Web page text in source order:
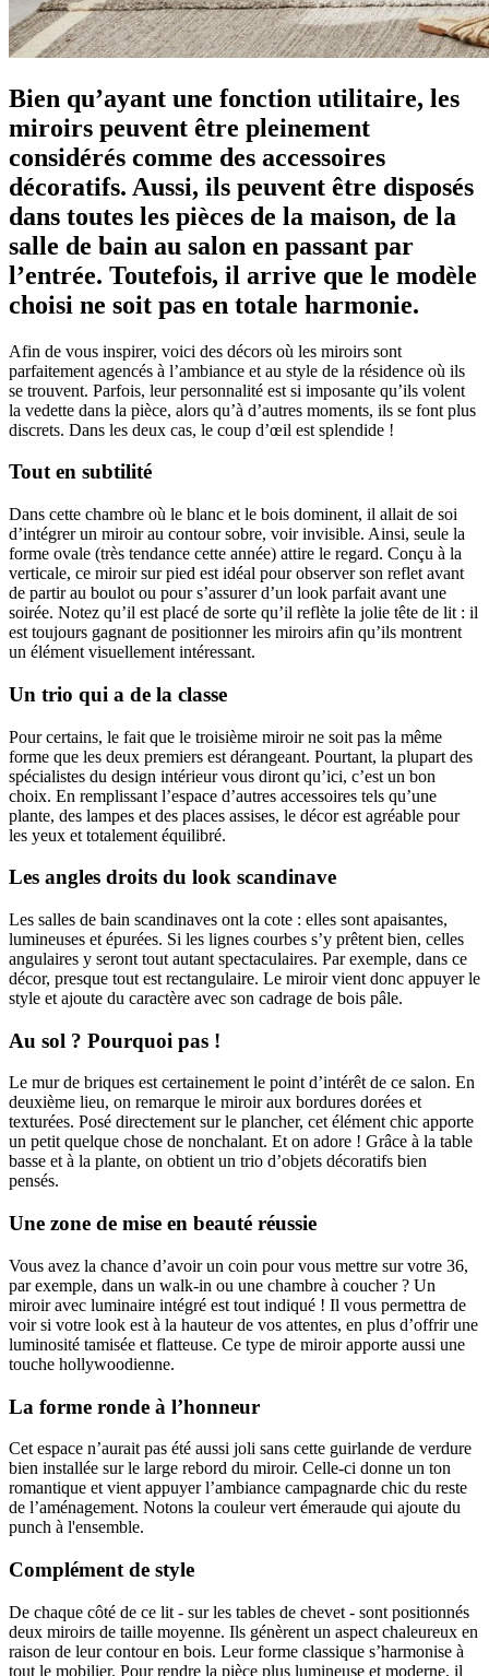
Bien qu’ayant une fonction utilitaire, les
miroirs peuvent être pleinement
considérés comme des accessoires
décoratifs. Aussi, ils peuvent être disposés
dans toutes les pièces de la maison, de la
salle de bain au salon en passant par
l’entrée. Toutefois, il arrive que le modèle
choisi ne soit pas en totale harmonie.
Afin de vous inspirer, voici des décors où les miroirs sont
parfaitement agencés à l’ambiance et au style de la résidence où ils
se trouvent. Parfois, leur personnalité est si imposante qu’ils volent
la vedette dans la pièce, alors qu’à d’autres moments, ils se font plus
discrets. Dans les deux cas, le coup d’œil est splendide !
Tout en subtilité
Dans cette chambre où le blanc et le bois dominent, il allait de soi
d’intégrer un miroir au contour sobre, voir invisible. Ainsi, seule la
forme ovale (très tendance cette année) attire le regard. Conçu à la
verticale, ce miroir sur pied est idéal pour observer son reflet avant
de partir au boulot ou pour s’assurer d’un look parfait avant une
soirée. Notez qu’il est placé de sorte qu’il reflète la jolie tête de lit : il
est toujours gagnant de positionner les miroirs afin qu’ils montrent
un élément visuellement intéressant.
Un trio qui a de la classe
Pour certains, le fait que le troisième miroir ne soit pas la même
forme que les deux premiers est dérangeant. Pourtant, la plupart des
spécialistes du design intérieur vous diront qu’ici, c’est un bon
choix. En remplissant l’espace d’autres accessoires tels qu’une
plante, des lampes et des places assises, le décor est agréable pour
les yeux et totalement équilibré.
Les angles droits du look scandinave
Les salles de bain scandinaves ont la cote : elles sont apaisantes,
lumineuses et épurées. Si les lignes courbes s’y prêtent bien, celles
angulaires y seront tout autant spectaculaires. Par exemple, dans ce
décor, presque tout est rectangulaire. Le miroir vient donc appuyer le
style et ajoute du caractère avec son cadrage de bois pâle.
Au sol ? Pourquoi pas !
Le mur de briques est certainement le point d’intérêt de ce salon. En
deuxième lieu, on remarque le miroir aux bordures dorées et
texturées. Posé directement sur le plancher, cet élément chic apporte
un petit quelque chose de nonchalant. Et on adore ! Grâce à la table
basse et à la plante, on obtient un trio d’objets décoratifs bien
pensés.
Une zone de mise en beauté réussie
Vous avez la chance d’avoir un coin pour vous mettre sur votre 36,
par exemple, dans un walk-in ou une chambre à coucher ? Un
miroir avec luminaire intégré est tout indiqué ! Il vous permettra de
voir si votre look est à la hauteur de vos attentes, en plus d’offrir une
luminosité tamisée et flatteuse. Ce type de miroir apporte aussi une
touche hollywoodienne.
La forme ronde à l’honneur
Cet espace n’aurait pas été aussi joli sans cette guirlande de verdure
bien installée sur le large rebord du miroir. Celle-ci donne un ton
romantique et vient appuyer l’ambiance campagnarde chic du reste
de l’aménagement. Notons la couleur vert émeraude qui ajoute du
punch à l'ensemble.
Complément de style
De chaque côté de ce lit - sur les tables de chevet - sont positionnés
deux miroirs de taille moyenne. Ils génèrent un aspect chaleureux en
raison de leur contour en bois. Leur forme classique s’harmonise à
tout le mobilier. Pour rendre la pièce plus lumineuse et moderne, il